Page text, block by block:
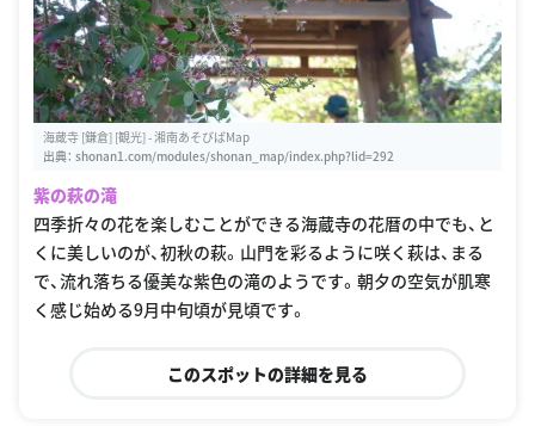
海蔵寺 [鎌倉] [観光] - 湘南あそびばMap
出典： shonan1.com/modules/shonan_map/index.php?lid=292
紫の萩の滝
四季折々の花を楽しむことができる海蔵寺の花暦の中でも、と
くに美しいのが、初秋の萩。山門を彩るように咲く萩は、まる
で、流れ落ちる優美な紫色の滝のようです。朝夕の空気が肌寒
く感じ始める9月中旬頃が見頃です。
このスポットの詳細を見る